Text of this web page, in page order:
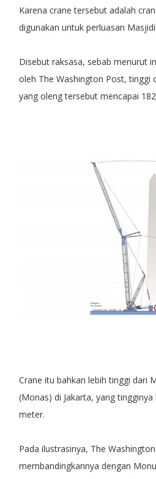
Karena crane tersebut adalah
digunakan untuk perluasan
Disebut raksasa, sebab menurut
oleh The Washington Post, tinggi
yang oleng tersebut mencapai
Crane itu bahkan lebih tinggi dari
(Monas) di Jakarta, yang
meter.
Pada ilustrasinya, The
membandingkannya dengan